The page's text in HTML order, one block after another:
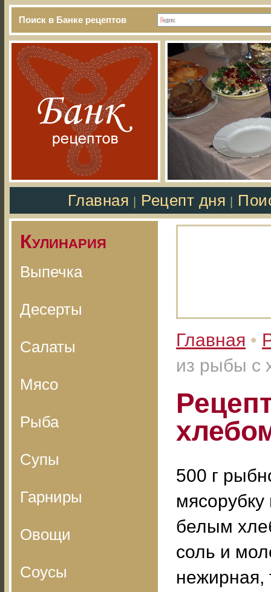
Поиск в Банке рецептов
Главная Рецепт дня
Кулинария
Выпечка
Десерты
Салаты
Мясо
Рыба
Супы
Гарниры
Овощи
Соусы
Главная •
из рыбы с
500 г
белым
соль и
нежирная,